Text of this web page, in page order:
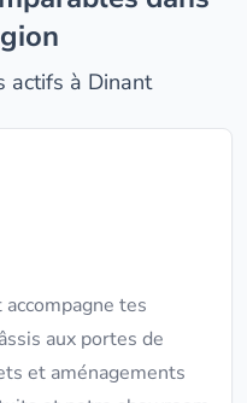
actifs à Dinant
tes
aux portes de
et aménagements